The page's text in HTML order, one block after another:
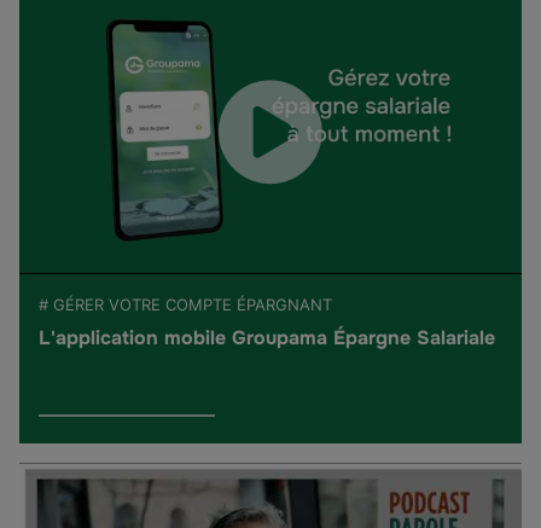
# GÉRER VOTRE COMPTE ÉPARGNANT
L'application mobile Groupama Épargne Salariale